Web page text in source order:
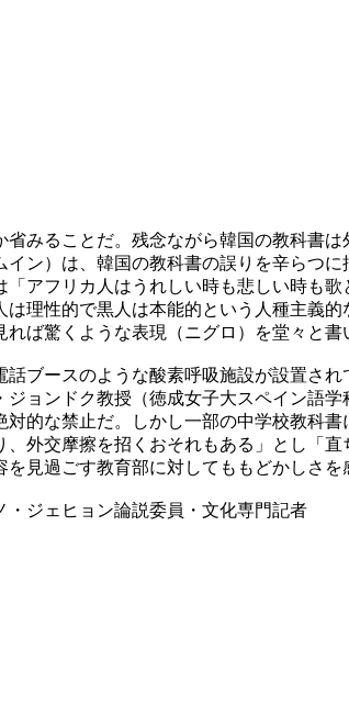
みることだ。残念ながら韓国の教科書
ン）は、韓国の教科書の誤りを辛らつ
アフリカ人はうれしい時も悲しい時も
理性的で黒人は本能的という人種主義
ば驚くような表現（ニグロ）を堂々と書
ブースのような酸素呼吸施設が設置さ
ョンドク教授（徳成女子大スペイン語
的な禁止だ。しかし一部の中学校教科
外交摩擦を招くおそれもある」とし「
見過ごす教育部に対してももどかしさを
文化専門記者